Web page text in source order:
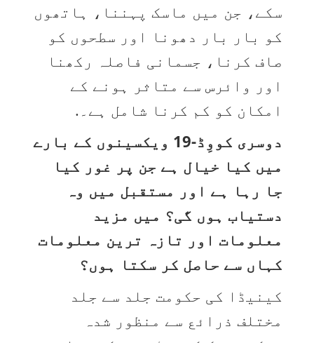
سکے، جن میں ماسک پہننا، ہاتھوں
کو بار بار دھونا اور سطحوں کو
صاف کرنا، جسمانی فاصلہ رکھنا
اور وائرس سے متاثر ہونے کے
امکان کو کم کرنا شامل ہے۔.
دوسری کووِڈ-19 ویکسینوں کے بارے
میں کیا خیال ہے جن پر غور کیا
جا رہا ہے اور مستقبل میں وہ
دستیاب ہوں گی؟ میں مزید
معلومات اور تازہ ترین معلومات
کہاں سے حاصل کر سکتا ہوں؟
کینیڈا کی حکومت جلد سے جلد
مختلف ذرائع سے منظور شدہ